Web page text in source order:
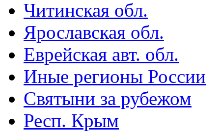
Читинская обл.
Ярославская обл.
Еврейская авт. обл.
Иные регионы России
Святыни за рубежом
Респ. Крым